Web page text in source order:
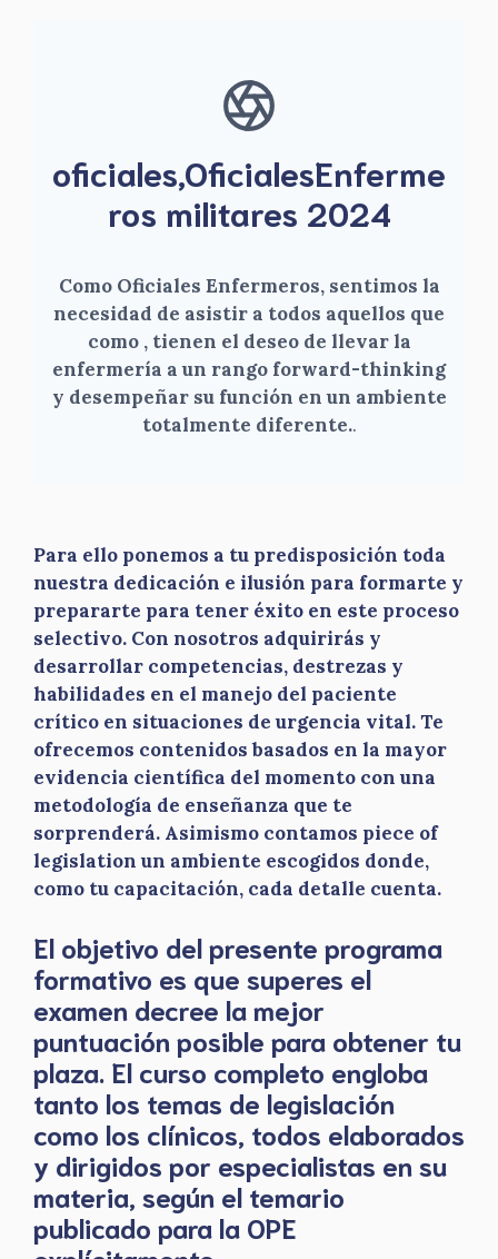
oficiales,OficialesEnferme
ros militares 2024
Como Oficiales Enfermeros, sentimos la
necesidad de asistir a todos aquellos que
como , tienen el deseo de llevar la
enfermería a un rango forward-thinking
y desempeñar su función en un ambiente
totalmente diferente..
Para ello ponemos a tu predisposición toda
nuestra dedicación e ilusión para formarte y
prepararte para tener éxito en este proceso
selectivo. Con nosotros adquirirás y
desarrollar competencias, destrezas y
habilidades en el manejo del paciente
crítico en situaciones de urgencia vital. Te
ofrecemos contenidos basados en la mayor
evidencia científica del momento con una
metodología de enseñanza que te
sorprenderá. Asimismo contamos piece of
legislation un ambiente escogidos donde,
como tu capacitación, cada detalle cuenta.
El objetivo del presente programa
formativo es que superes el
examen decree la mejor
puntuación posible para obtener tu
plaza. El curso completo engloba
tanto los temas de legislación
como los clínicos, todos elaborados
y dirigidos por especialistas en su
materia, según el temario
publicado para la OPE